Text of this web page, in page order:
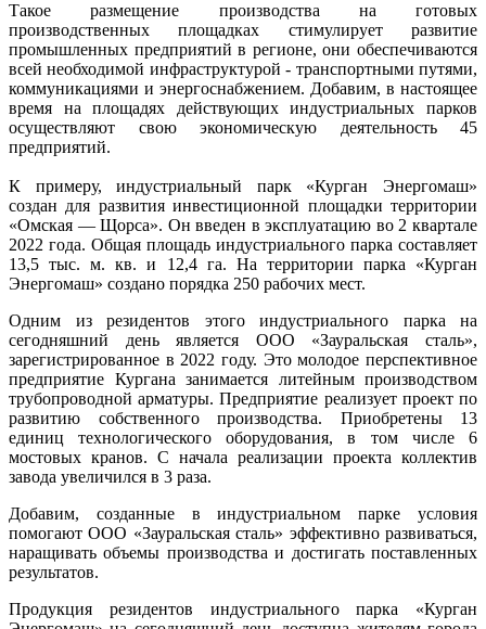
Такое размещение производства на готовых
производственных площадках стимулирует развитие
промышленных предприятий в регионе, они обеспечиваются
всей необходимой инфраструктурой - транспортными путями,
коммуникациями и энергоснабжением. Добавим, в настоящее
время на площадях действующих индустриальных парков
осуществляют свою экономическую деятельность 45
предприятий.
К примеру, индустриальный парк «Курган Энергомаш»
создан для развития инвестиционной площадки территории
«Омская — Щорса». Он введен в эксплуатацию во 2 квартале
2022 года. Общая площадь индустриального парка составляет
13,5 тыс. м. кв. и 12,4 га. На территории парка «Курган
Энергомаш» создано порядка 250 рабочих мест.
Одним из резидентов этого индустриального парка на
сегодняшний день является ООО «Зауральская сталь»,
зарегистрированное в 2022 году. Это молодое перспективное
предприятие Кургана занимается литейным производством
трубопроводной арматуры. Предприятие реализует проект по
развитию собственного производства. Приобретены 13
единиц технологического оборудования, в том числе 6
мостовых кранов. С начала реализации проекта коллектив
завода увеличился в 3 раза.
Добавим, созданные в индустриальном парке условия
помогают ООО «Зауральская сталь» эффективно развиваться,
наращивать объемы производства и достигать поставленных
результатов.
Продукция резидентов индустриального парка «Курган